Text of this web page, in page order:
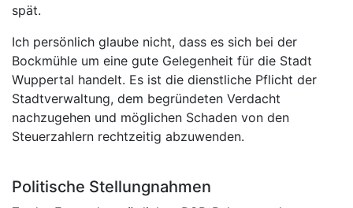
spät.
Ich persönlich glaube nicht, dass es sich bei der
Bockmühle um eine gute Gelegenheit für die Stadt
Wuppertal handelt. Es ist die dienstliche Pflicht der
Stadtverwaltung, dem begründeten Verdacht
nachzugehen und möglichen Schaden von den
Steuerzahlern rechtzeitig abzuwenden.
Politische Stellungnahmen